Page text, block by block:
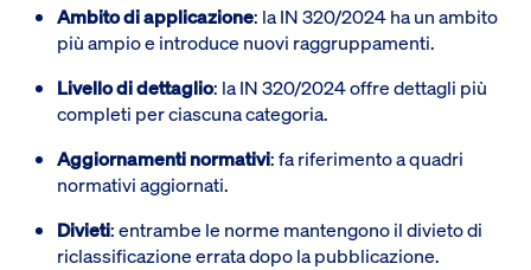
Ambito di applicazione: la IN 320/2024 ha un ambito
più ampio e introduce nuovi raggruppamenti.
Livello di dettaglio: la IN 320/2024 offre dettagli più
completi per ciascuna categoria.
Aggiornamenti normativi: fa riferimento a quadri
normativi aggiornati.
Divieti: entrambe le norme mantengono il divieto di
riclassificazione errata dopo la pubblicazione.